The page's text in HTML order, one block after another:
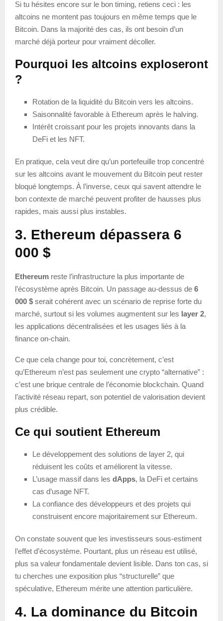
Si tu hésites encore sur le bon timing, retiens ceci : les
altcoins ne montent pas toujours en même temps que le
Bitcoin. Dans la majorité des cas, ils ont besoin d’un
marché déjà porteur pour vraiment décoller.
Pourquoi les altcoins exploseront
?
Rotation de la liquidité du Bitcoin vers les altcoins.
Saisonnalité favorable à Ethereum après le halving.
Intérêt croissant pour les projets innovants dans la
DeFi et les NFT.
En pratique, cela veut dire qu’un portefeuille trop concentré
sur les altcoins avant le mouvement du Bitcoin peut rester
bloqué longtemps. À l’inverse, ceux qui savent attendre le
bon contexte de marché peuvent profiter de hausses plus
rapides, mais aussi plus instables.
3. Ethereum dépassera 6
000 $
Ethereum reste l’infrastructure la plus importante de
l’écosystème après Bitcoin. Un passage au-dessus de 6
000 $ serait cohérent avec un scénario de reprise forte du
marché, surtout si les volumes augmentent sur les layer 2,
les applications décentralisées et les usages liés à la
finance on-chain.
Ce que cela change pour toi, concrètement, c’est
qu’Ethereum n’est pas seulement une crypto “alternative” :
c’est une brique centrale de l’économie blockchain. Quand
l’activité réseau repart, son potentiel de valorisation devient
plus crédible.
Ce qui soutient Ethereum
Le développement des solutions de layer 2, qui
réduisent les coûts et améliorent la vitesse.
L’usage massif dans les dApps, la DeFi et certains
cas d’usage NFT.
La confiance des développeurs et des projets qui
construisent encore majoritairement sur Ethereum.
On constate souvent que les investisseurs sous-estiment
l’effet d’écosystème. Pourtant, plus un réseau est utilisé,
plus sa valeur fondamentale devient lisible. Dans ton cas, si
tu cherches une exposition plus “structurelle” que
spéculative, Ethereum mérite une attention particulière.
4. La dominance du Bitcoin